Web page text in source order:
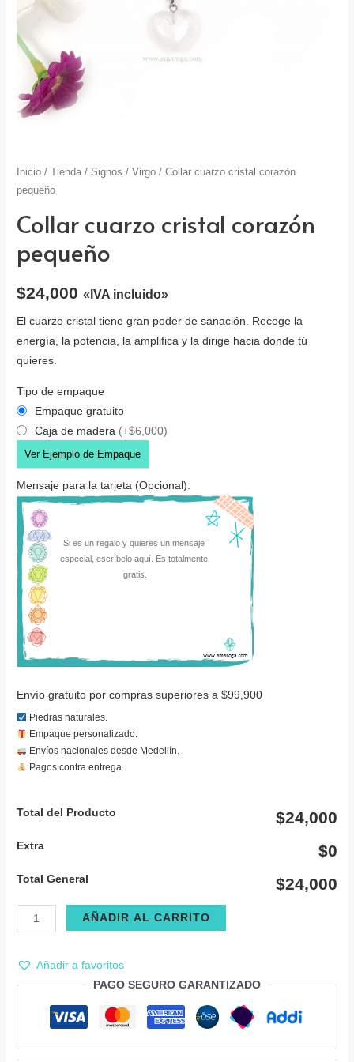
Inicio /Tienda / Signos /Virgo / Collar cuarzo cristal corazón
pequeño
Collar cuarzo cristal corazón
pequeño
$24,000 «IVA incluido»
El cuarzo cristal tiene gran poder de sanación. Recoge la
energía, la potencia, la amplifica y la dirige hacia donde tú
quieres.
Tipo de empaque
Empaque gratuito
Caja de madera (+$6,000)
Ver Ejemplo de Empaque
Mensaje para la tarjeta (Opcional):
Envío gratuito por compras superiores a $99,900
Piedras naturales.
Empaque personalizado.
Envíos nacionales desde Medellín.
Pagos contra entrega.
Total del Producto $24,000
Extra $0
Total General $24,000
Collar
cuarzo
corazón
cantidad
AÑADIR AL CARRITO
Añadir a favoritos
PAGO SEGURO GARANTIZADO